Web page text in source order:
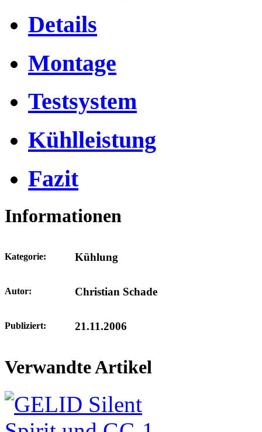
Details
Montage
Testsystem
Kühlleistung
Fazit
Informationen
Kategorie: Kühlung
Autor: Christian Schade
Publiziert: 21.11.2006
Verwandte Artikel